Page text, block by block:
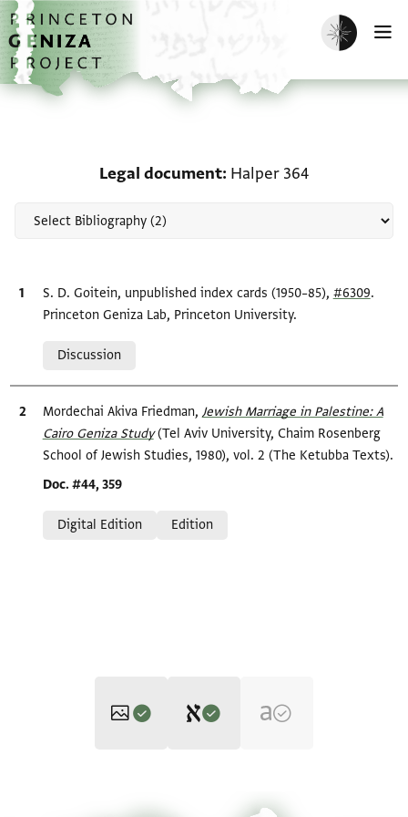
Skip to main content
home
Enable dark
Legal document Halper 364
Bibliographic citation
S. D. Goitein, unpublished index cards (1950–85), #6309.
Princeton Geniza Lab, Princeton University.
Discussion
Bibliographic citation
Mordechai Akiva Friedman, Jewish Marriage in Palestine: A
Cairo Geniza Study(Tel Aviv University, Chaim Rosenberg
School of Jewish Studies, 1980), vol. 2 (The Ketubba Texts).
Location in source
Doc. #44, 359
Digital Edition
Edition
Jewish Marriage in Palestine: A Cairo